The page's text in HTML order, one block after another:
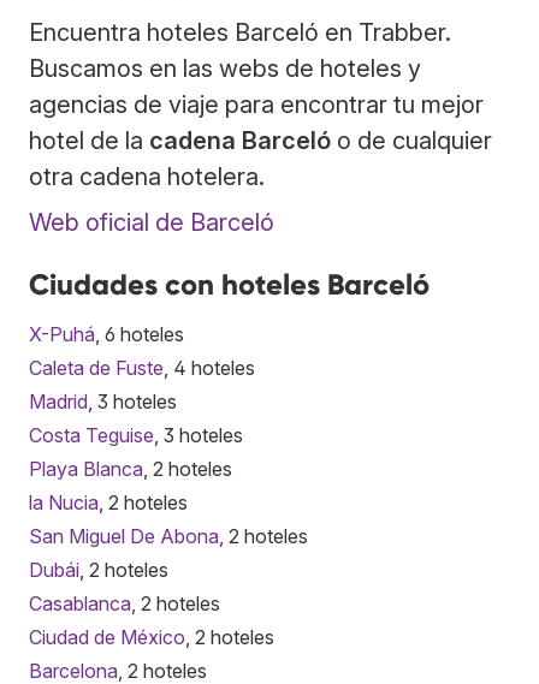
Encuentra hoteles Barceló en Trabber.
Buscamos en las webs de hoteles y
agencias de viaje para encontrar tu mejor
hotel de la cadena Barceló o de cualquier
otra cadena hotelera.
Web oficial de Barceló
Ciudades con hoteles Barceló
X-Puhá , 6 hoteles
Caleta de Fuste , 4 hoteles
Madrid , 3 hoteles
Costa Teguise , 3 hoteles
Playa Blanca , 2 hoteles
la Nucia , 2 hoteles
San Miguel De Abona , 2 hoteles
Dubái , 2 hoteles
Casablanca , 2 hoteles
Ciudad de México , 2 hoteles
Barcelona , 2 hoteles